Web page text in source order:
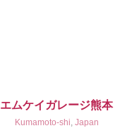
エムケイガレージ熊本
Kumamoto-shi, Japan